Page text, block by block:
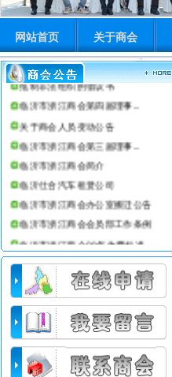
网站首页 关于商会
临沂市浙江商会公告
抵制非法组织的倡议书
临沂市浙江商会第四届理事...
关于商会人员变动公告
临沂市浙江商会第三届理事...
临沂市浙江商会简介
临沂仕合汽车租赁公司
临沂市浙江商会办公室搬迁公告
临沂市浙江商会会员部工作条例
临沂市浙江商会08年收费标准